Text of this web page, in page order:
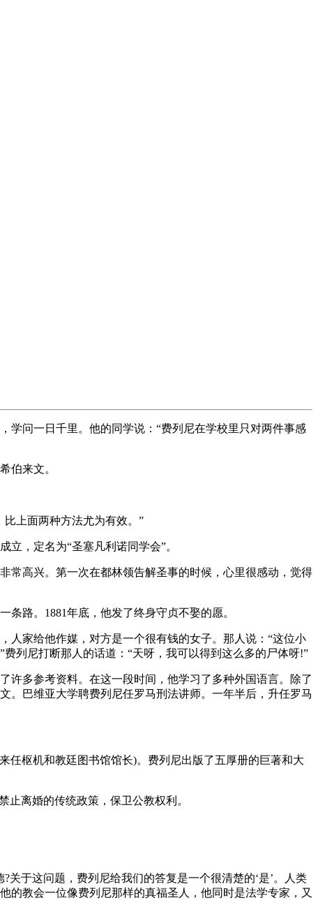
学问一日千里。他的同学说：“费列尼在学校里只对两件事感
伯来文。
上面两种方法尤为有效。”
，定名为“圣塞凡利诺同学会”。
常高兴。第一次在都林领告解圣事的时候，心里很感动，觉得
路。1881年底，他发了终身守贞不娶的愿。
人家给他作媒，对方是一个很有钱的女子。那人说：“这位小
尼打断那人的话道：“天呀，我可以得到这么多的尸体呀!”
许多参考资料。在这一段时间，他学习了多种外国语言。除了
。巴维亚大学聘费列尼任罗马刑法讲师。一年半后，升任罗马
任枢机和教廷图书馆馆长)。费列尼出版了五厚册的巨著和大
离婚的传统政策，保卫公教权利。
于这问题，费列尼给我们的答复是一个很清楚的‘是’。人类
的教会一位像费列尼那样的真福圣人，他同时是法学专家，又